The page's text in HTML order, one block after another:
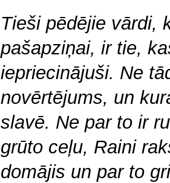
Tieši pēdējie vārdi,
pašapziņai, ir tie,
iepriecinājuši. Ne
novērtējums, un
slavē. Ne par to ir
grūto ceļu, Raini
domājis un par to